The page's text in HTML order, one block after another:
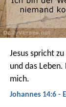
Jesus spricht
und das
mich.
Johannes 14:6 -